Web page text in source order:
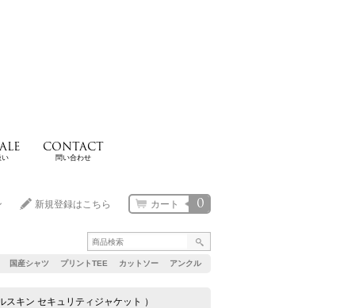
い
CONTACT
問い合わせ
国産シャツ プリントTEE カットソー アンクル
0
カート
新規登録はこちら
キン セキュリティジャケット ）